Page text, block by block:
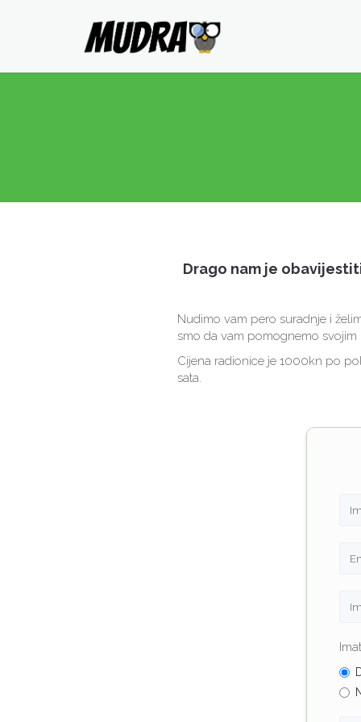
Drago nam je
Nudimo vam pero suradnje i
smo da vam pomognemo svojim
Cijena radionice je 1000kn po
sata.